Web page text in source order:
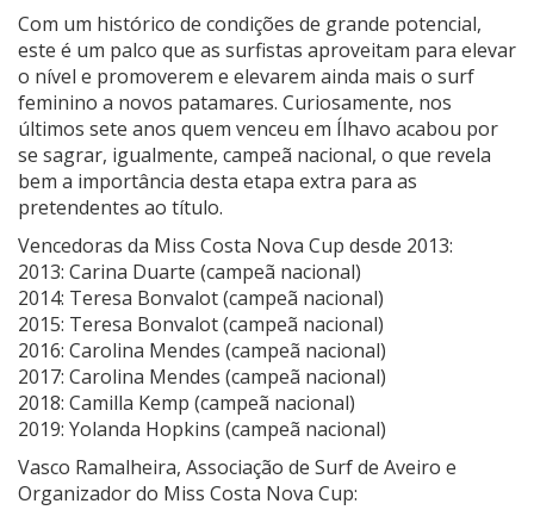
Com um histórico de condições de grande potencial,
este é um palco que as surfistas aproveitam para elevar
o nível e promoverem e elevarem ainda mais o surf
feminino a novos patamares. Curiosamente, nos
últimos sete anos quem venceu em Ílhavo acabou por
se sagrar, igualmente, campeã nacional, o que revela
bem a importância desta etapa extra para as
pretendentes ao título.
Vencedoras da Miss Costa Nova Cup desde 2013:
2013: Carina Duarte (campeã nacional)
2014: Teresa Bonvalot (campeã nacional)
2015: Teresa Bonvalot (campeã nacional)
2016: Carolina Mendes (campeã nacional)
2017: Carolina Mendes (campeã nacional)
2018: Camilla Kemp (campeã nacional)
2019: Yolanda Hopkins (campeã nacional)
Vasco Ramalheira, Associação de Surf de Aveiro e
Organizador do Miss Costa Nova Cup: